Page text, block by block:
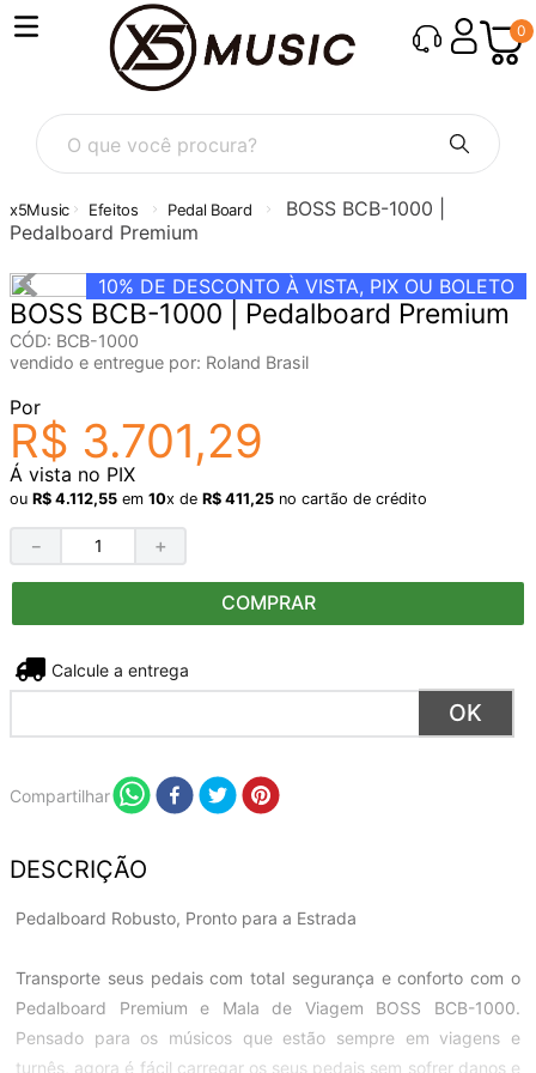
0
O que você procura?
Efeitos Pedal Board
BOSS BCB-1000 |
Pedalboard Premium
10% DE DESCONTO À VISTA, PIX OU BOLETO
BOSS BCB-1000 | Pedalboard Premium
CÓD: BCB-1000
vendido e entregue por: Roland Brasil
Por
R$ 3.701,29
Á vista no PIX
ou R$ 4.112,55 em 10x de R$ 411,25 no cartão de crédito
＋
－
COMPRAR
Não sei meu CEP
Compartilhar
DESCRIÇÃO
Pedalboard Robusto, Pronto para a Estrada
Transporte seus pedais com total segurança e conforto com o
Pedalboard Premium e Mala de Viagem BOSS BCB-1000.
Pensado para os músicos que estão sempre em viagens e
turnês, agora é fácil carregar os seus pedais sem sofrer danos e